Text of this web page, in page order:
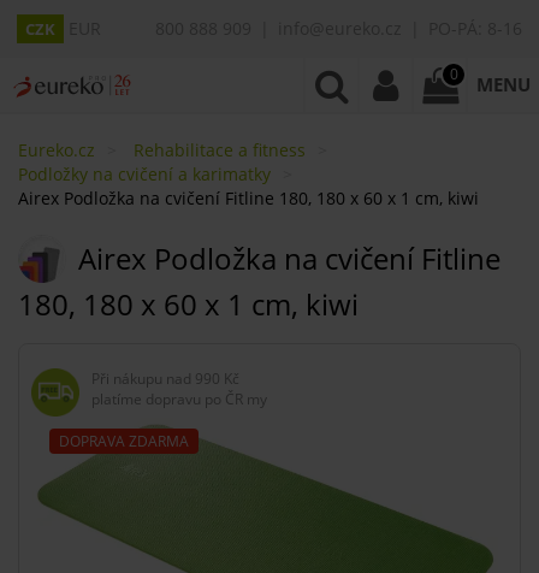
CZK
0 MENU
Eureko.cz
Rehabilitace a fitness
Podložky na cvičení a karimatky
Airex Podložka na cvičení Fitline 180, 180 x 60 x 1 cm, kiwi
Airex Podložka na cvičení Fitline
180, 180 x 60 x 1 cm, kiwi
Při nákupu nad 990 Kč
platíme dopravu po ČR my
DOPRAVA ZDARMA